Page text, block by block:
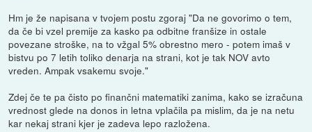
Hm je že napisana v tvojem postu zgoraj "Da ne govorimo o tem,
da če bi vzel premije za kasko pa odbitne franšize in ostale
povezane stroške, na to vžgal 5% obrestno mero - potem imaš v
bistvu po 7 letih toliko denarja na strani, kot je tak NOV avto
vreden. Ampak vsakemu svoje."
Zdej če te pa čisto po finančni matematiki zanima, kako se izračuna
vrednost glede na donos in letna vplačila pa mislim, da je na netu
kar nekaj strani kjer je zadeva lepo razložena.